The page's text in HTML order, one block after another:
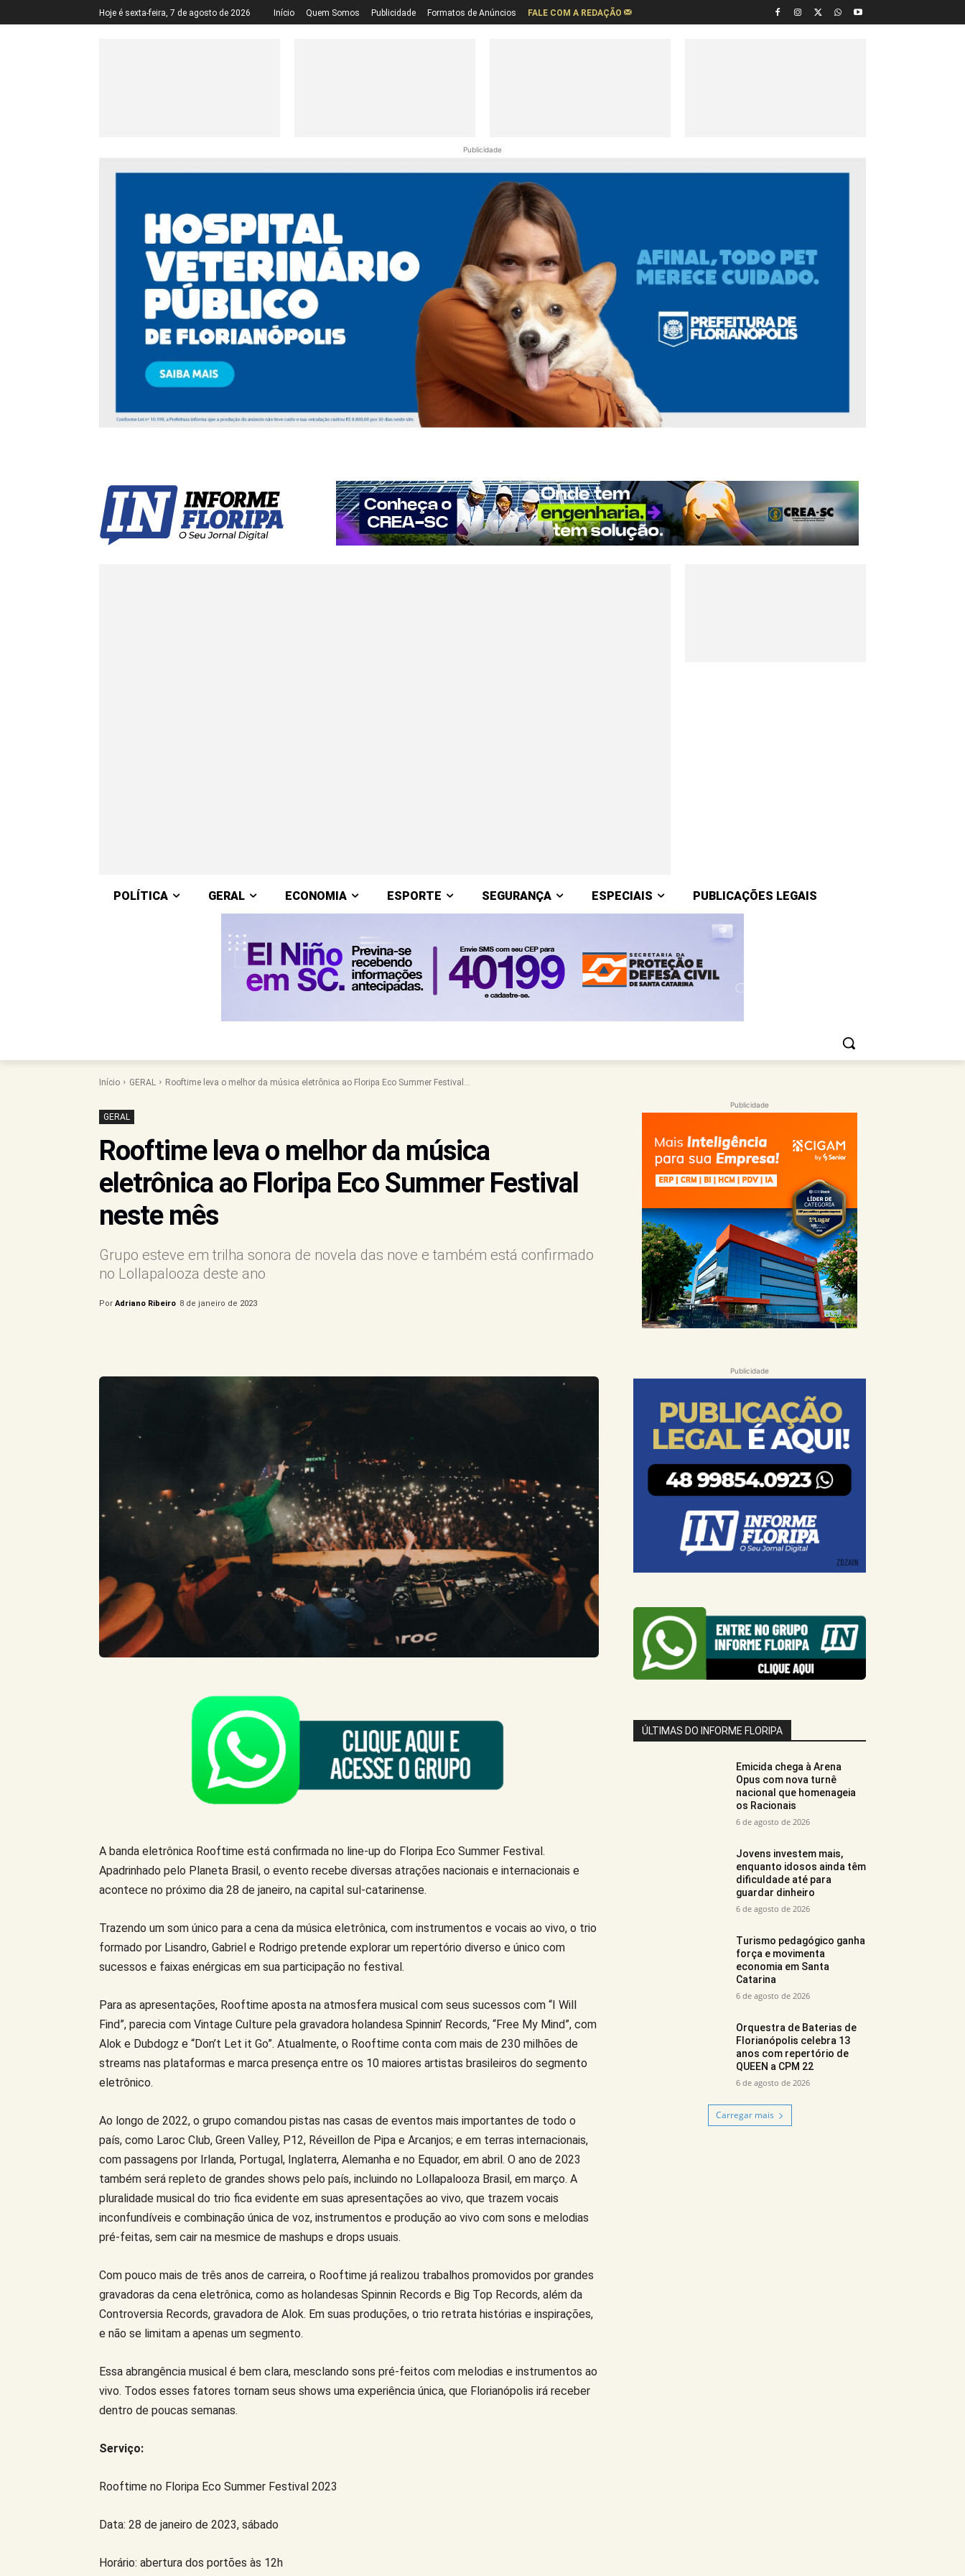
Hoje é sexta-feira, 7 de agosto de 2026 Início Quem Somos Publicidade Formatos de Anúncios FALE COM A REDAÇÃO
Publicidade
POLÍTICA GERAL ECONOMIA ESPORTE SEGURANÇA ESPECIAIS PUBLICAÇÕES LEGAIS
Início GERAL Rooftime leva o melhor da música eletrônica ao Floripa Eco Summer Festival...
GERAL
Rooftime leva o melhor da música
eletrônica ao Floripa Eco Summer Festival
neste mês
Grupo esteve em trilha sonora de novela das nove e também está confirmado
no Lollapalooza deste ano
Por Adriano Ribeiro 8 de janeiro de 2023
A banda eletrônica Rooftime está confirmada no line-up do Floripa Eco Summer Festival.
Apadrinhado pelo Planeta Brasil, o evento recebe diversas atrações nacionais e internacionais e
acontece no próximo dia 28 de janeiro, na capital sul-catarinense.
Trazendo um som único para a cena da música eletrônica, com instrumentos e vocais ao vivo, o trio
formado por Lisandro, Gabriel e Rodrigo pretende explorar um repertório diverso e único com
sucessos e faixas enérgicas em sua participação no festival.
Para as apresentações, Rooftime aposta na atmosfera musical com seus sucessos com “I Will
Find”, parecia com Vintage Culture pela gravadora holandesa Spinnin’ Records, “Free My Mind”, com
Alok e Dubdogz e “Don’t Let it Go”. Atualmente, o Rooftime conta com mais de 230 milhões de
streams nas plataformas e marca presença entre os 10 maiores artistas brasileiros do segmento
eletrônico.
Ao longo de 2022, o grupo comandou pistas nas casas de eventos mais importantes de todo o
país, como Laroc Club, Green Valley, P12, Réveillon de Pipa e Arcanjos; e em terras internacionais,
com passagens por Irlanda, Portugal, Inglaterra, Alemanha e no Equador, em abril. O ano de 2023
também será repleto de grandes shows pelo país, incluindo no Lollapalooza Brasil, em março. A
pluralidade musical do trio fica evidente em suas apresentações ao vivo, que trazem vocais
inconfundíveis e combinação única de voz, instrumentos e produção ao vivo com sons e melodias
pré-feitas, sem cair na mesmice de mashups e drops usuais.
Com pouco mais de três anos de carreira, o Rooftime já realizou trabalhos promovidos por grandes
gravadoras da cena eletrônica, como as holandesas Spinnin Records e Big Top Records, além da
Controversia Records, gravadora de Alok. Em suas produções, o trio retrata histórias e inspirações,
e não se limitam a apenas um segmento.
Essa abrangência musical é bem clara, mesclando sons pré-feitos com melodias e instrumentos ao
vivo. Todos esses fatores tornam seus shows uma experiência única, que Florianópolis irá receber
dentro de poucas semanas.
Serviço:
Rooftime no Floripa Eco Summer Festival 2023
Data: 28 de janeiro de 2023, sábado
Horário: abertura dos portões às 12h
Publicidade
Publicidade
ÚLTIMAS DO INFORME FLORIPA
Emicida chega à Arena
Opus com nova turnê
nacional que homenageia
os Racionais
6 de agosto de 2026
Jovens investem mais,
enquanto idosos ainda têm
dificuldade até para
guardar dinheiro
6 de agosto de 2026
Turismo pedagógico ganha
força e movimenta
economia em Santa
Catarina
6 de agosto de 2026
Orquestra de Baterias de
Florianópolis celebra 13
anos com repertório de
QUEEN a CPM 22
6 de agosto de 2026
Carregar mais